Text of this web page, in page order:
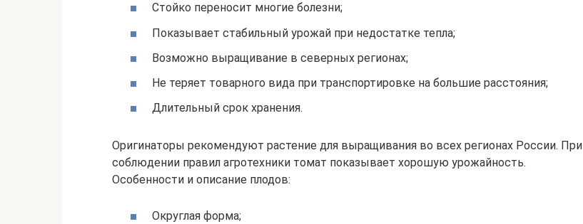
Стойко переносит многие болезни;
Показывает стабильный урожай при недостатке тепла;
Возможно выращивание в северных регионах;
Не теряет товарного вида при транспортировке на большие расстояния;
Длительный срок хранения.
Оригинаторы рекомендуют растение для выращивания во всех регионах России. При
соблюдении правил агротехники томат показывает хорошую урожайность.
Особенности и описание плодов:
Округлая форма;